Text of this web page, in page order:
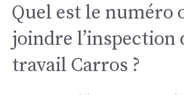
Quel est le numéro
joindre l’inspection
travail Carros ?